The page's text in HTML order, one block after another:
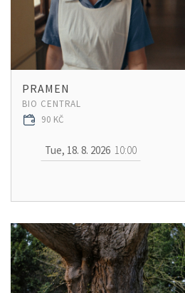
PRAMEN
BIO CENTRAL
90 KČ
Tue, 18. 8. 2026 10:00